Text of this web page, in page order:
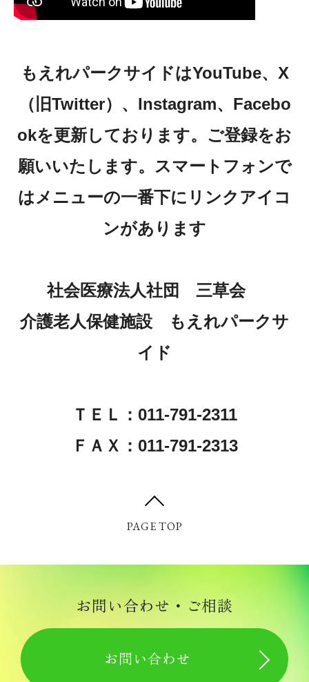
老健について
全国老人保健施設協会
ROKENくん マスコットキャラクター
リハビリテーションについて
ご利用について
短期入所
通所リハビリ体験利用
各職種の紹介
リハビリテーション職
事務職
ケアマネージャー
もえれパークサイドはYouTube、X
（旧Twitter）、Instagram、Facebo
okを更新しております。ご登録をお
願いいたします。スマートフォンで
はメニューの一番下にリンクアイコ
ンがあります
社会医療法人社団 三草会
介護老人保健施設 もえれパークサ
イド
ＴＥＬ：011-791-2311
ＦＡＸ：011-791-2313
PAGE TOP
お問い合わせ